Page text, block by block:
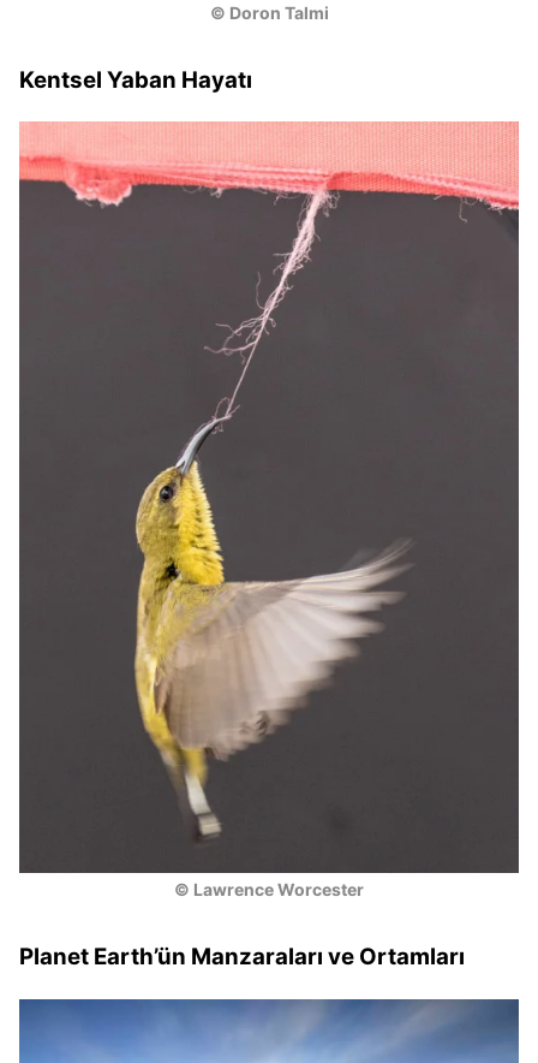
© Doron Talmi
Kentsel Yaban Hayatı
© Lawrence Worcester
Planet Earth’ün Manzaraları ve Ortamları